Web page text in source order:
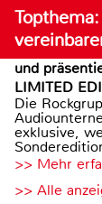
und
LIMITED
Die
exklusive,
>> Mehr
>> Alle